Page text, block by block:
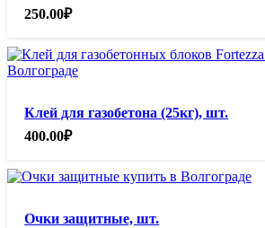
250.00₽
Клей для газобетона (25кг), шт.
400.00₽
Очки защитные, шт.